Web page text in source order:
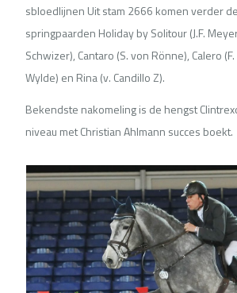
sbloedlijnen Uit stam 2666 komen verder
springpaarden Holiday by Solitour (J.F.
Schwizer), Cantaro (S. von Rönne), Calero
Wylde) en Rina (v. Candillo Z).
Bekendste nakomeling is de hengst
niveau met Christian Ahlmann succes boekt.